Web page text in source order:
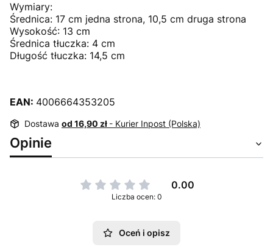
Wymiary:
Średnica: 17 cm jedna strona, 10,5 cm druga strona
Wysokość: 13 cm
Średnica tłuczka: 4 cm
Długość tłuczka: 14,5 cm
EAN: 4006664353205
Dostawa od 16,90 zł - Kurier Inpost (Polska)
Opinie
0.00
Liczba ocen: 0
Oceń i opisz